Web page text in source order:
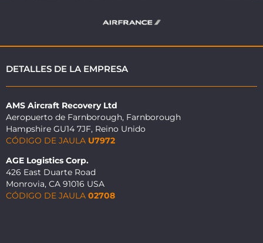
DETALLES DE LA EMPRESA
AMS Aircraft Recovery Ltd
Aeropuerto de Farnborough, Farnborough
Hampshire GU14 7JF, Reino Unido
CÓDIGO DE JAULA U7972
AGE Logistics Corp.
426 East Duarte Road
Monrovia, CA 91016 USA
CÓDIGO DE JAULA 02708